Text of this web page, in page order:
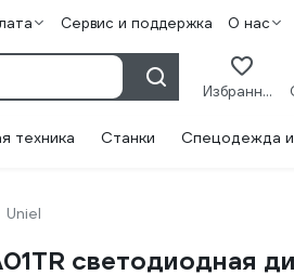
Сервис и поддержка О нас
Избранное
техника Станки Спецодежда
Uniel
светодиодная